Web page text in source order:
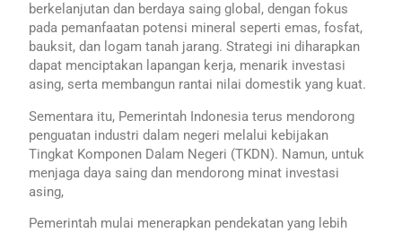
berkelanjutan dan berdaya saing global, dengan fokus
pada pemanfaatan potensi mineral seperti emas, fosfat,
bauksit, dan logam tanah jarang. Strategi ini diharapkan
dapat menciptakan lapangan kerja, menarik investasi
asing, serta membangun rantai nilai domestik yang kuat.
Sementara itu, Pemerintah Indonesia terus mendorong
penguatan industri dalam negeri melalui kebijakan
Tingkat Komponen Dalam Negeri (TKDN). Namun, untuk
menjaga daya saing dan mendorong minat investasi
asing,
Pemerintah mulai menerapkan pendekatan yang lebih